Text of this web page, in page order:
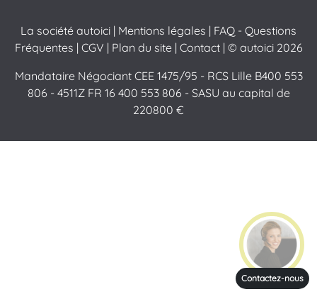
La société autoici | Mentions légales | FAQ - Questions
Fréquentes | CGV | Plan du site| Contact| © autoici 2026
Mandataire Négociant CEE 1475/95 - RCS Lille B400 553
806 - 4511Z FR 16 400 553 806 - SASU au capital de
220800 €
Contactez-nous